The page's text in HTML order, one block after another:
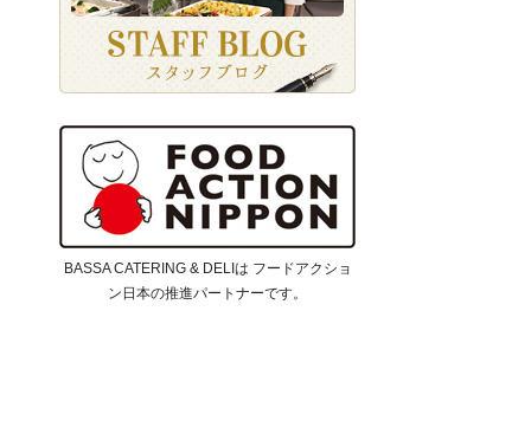
BASSA CATERING & DELIは フードアクショ
ン日本の推進パートナーです。